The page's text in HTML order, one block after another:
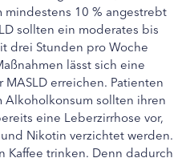
10 % angestrebt
sollten ein moderates bis
drei Stunden pro Woche
lässt sich eine
erreichen. Patienten
Alkoholkonsum sollten ihren
eine Leberzirrhose vor,
Nikotin verzichtet werden.
Kaffee trinken. Denn dadurch